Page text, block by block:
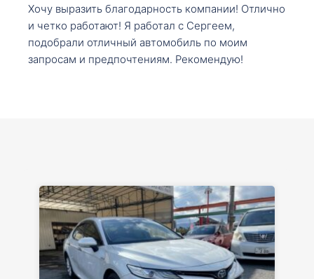
Хочу выразить благодарность компании! Отлично
и четко работают! Я работал с Сергеем,
подобрали отличный автомобиль по моим
запросам и предпочтениям. Рекомендую!